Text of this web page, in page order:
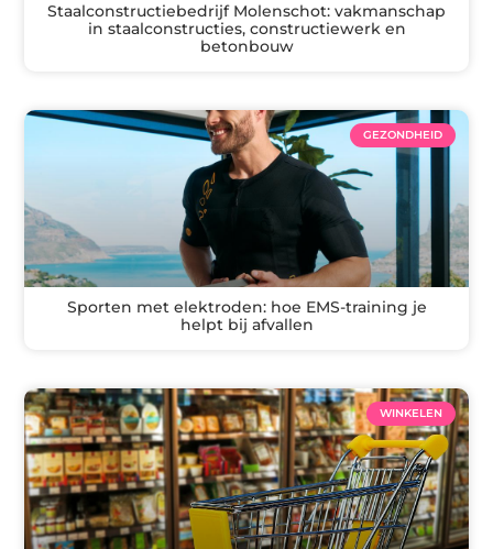
Staalconstructiebedrijf Molenschot: vakmanschap
in staalconstructies, constructiewerk en
betonbouw
GEZONDHEID
Sporten met elektroden: hoe EMS-training je
helpt bij afvallen
WINKELEN